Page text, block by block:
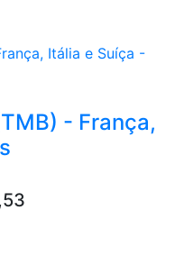
- França,